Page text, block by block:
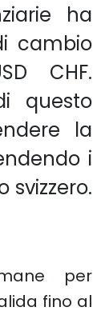
ha
cambio
CHF.
questo
la
i
svizzero.
per
fino al